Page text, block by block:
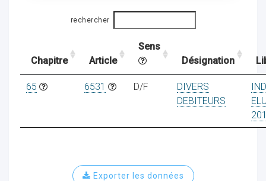
rechercher
Chapitre Article
Sens
Désignation
65 6531 D/F
DIVERS
DEBITEURS
Exporter les données